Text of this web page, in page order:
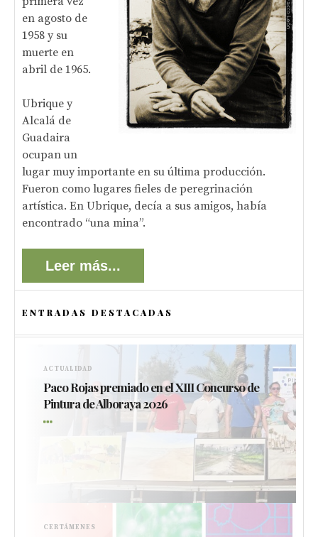
en agosto de
1958 y su
muerte en
abril de 1965.
Ubrique y
Alcalá de
Guadaira
ocupan un
lugar muy importante en su última producción.
Fueron como lugares fieles de peregrinación
artística. En Ubrique, decía a sus amigos, había
encontrado “una mina”.
Leer más...
ENTRADAS DESTACADAS
ACTUALIDAD
Paco Rojas premiado en el XIII Concurso de
Pintura de Alboraya 2026
CERTÁMENES